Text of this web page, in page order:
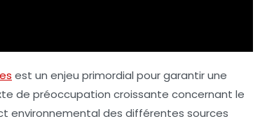
est un enjeu primordial pour garantir une
de préoccupation croissante concernant le
environnemental des différentes sources